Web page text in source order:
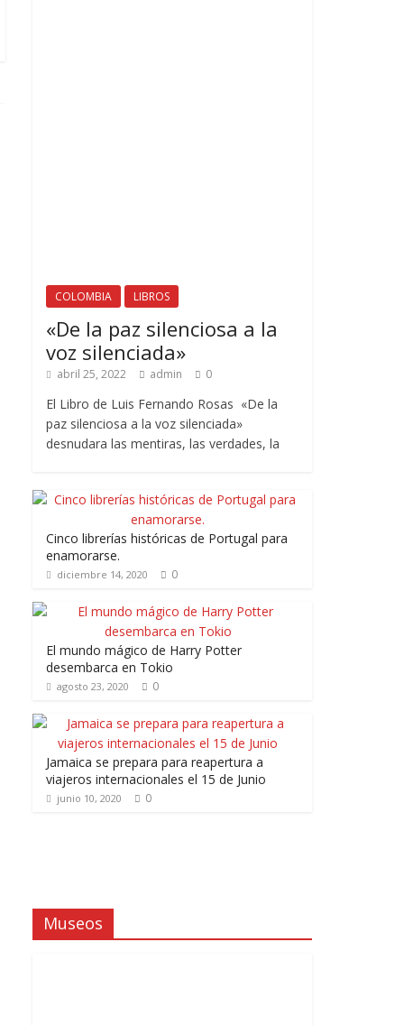
COLOMBIA LIBROS
«De la paz silenciosa a la
voz silenciada»
abril 25, 2022 admin 0
El Libro de Luis Fernando Rosas «De la
paz silenciosa a la voz silenciada»
desnudara las mentiras, las verdades, la
Cinco librerías históricas de Portugal para
enamorarse.
diciembre 14, 2020 0
El mundo mágico de Harry Potter
desembarca en Tokio
agosto 23, 2020 0
Jamaica se prepara para reapertura a
viajeros internacionales el 15 de Junio
junio 10, 2020 0
Museos